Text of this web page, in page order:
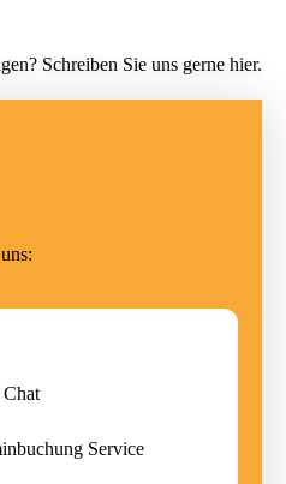
Schreiben Sie uns gerne hier.
Service